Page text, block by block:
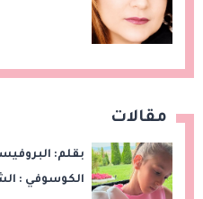
مقالات
بقلم:
الكوسوفي :